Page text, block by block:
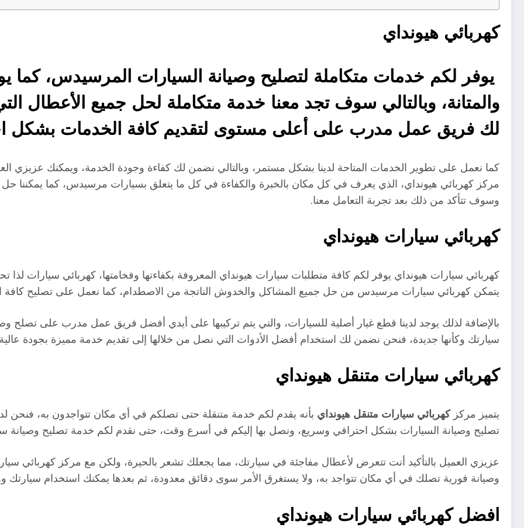
كهربائي هيونداي
يوفر لكم خدمات متكاملة لتصليح وصيانة السيارات المرسيدس، كما
والمتانة، وبالتالي سوف تجد معنا خدمة متكاملة لحل جميع الأعطال
لك فريق عمل مدرب على أعلى مستوى لتقديم كافة الخدمات بشكل
كما نعمل على تطوير الخدمات المتاحة لدينا بشكل مستمر، وبالتالي نضمن لك كفاءة وجودة الخدمة، ويمكنك عزيزي
مركز كهربائي هيونداي، الذي يعرف في كل مكان بالخبرة والكفاءة في كل ما يتعلق بسيارات مرسيدس، كما يمكننا
وسوف تتأكد من ذلك بعد تجربة التعامل معنا.
كهربائي سيارات هيونداي
كهربائي سيارات هيونداي يوفر لكم كافة متطلبات سيارات هيونداي المعروفة بكفاءتها وفخامتها، كهربائي سيارات
يتمكن كهربائي سيارات مرسيدس من حل جميع المشاكل والخدوش الناتجة من الاصطدام، كما نعمل على تصليح كافة
بالإضافة لذلك يوجد لدينا قطع غيار أصلية للسيارات، والتي يتم تركيبها على أيدي أفضل فريق عمل مدرب على تصلح
سيارتك وكأنها جديدة، فنحن نضمن لك استخدام أفضل الأدوات التي نصل من خلالها إلى تقديم خدمة مميزة بجودة
كهربائي سيارات متنقل هيونداي
يتميز مركزكهربائي سيارات متنقل هيونداي بأنه يقدم لكم خدمة متنقلة حتى تصلكم في أي مكان تتواجدون به، فنحن
تصليح وصيانة السيارات بشكل احترافي وسريع، ونصل بها إليكم في أسرع وقت، حتى نقدم لكم خدمة تصليح وصيانة
عزيزي العميل بالتأكيد أنت تتعرض لأعطال مفاجئة في سيارتك، مما يجعلك تشعر بالحيرة، ولكن مع مركز
وصيانة فورية تصلك في أي مكان تتواجد به، ولا يستغرق الأمر سوى دقائق معدودة، ثم بعدها يمكنك استخدام
افضل كهربائي سيارات هيونداي